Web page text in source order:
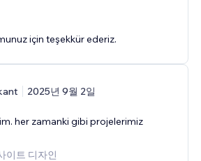
için teşekkür ederiz.
2025년 9월 2일
her zamanki gibi projelerimiz
이트 디자인